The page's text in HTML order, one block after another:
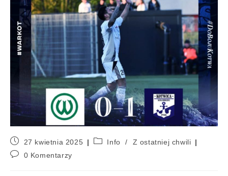
27 kwietnia 2025 Info /
Z ostatniej chwili
0 Komentarzy